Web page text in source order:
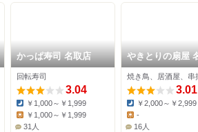
かっぱ寿司 名取店
回転寿司
3.04
Dinner:
￥1,000～￥1,999
Lunch:
￥1,000～￥1,999
31人
やきとりの扇屋
杜せきのした店
焼き鳥、居酒屋、串
3.01
Dinner:
￥2,000～￥2,999
Lunch:
-
16人